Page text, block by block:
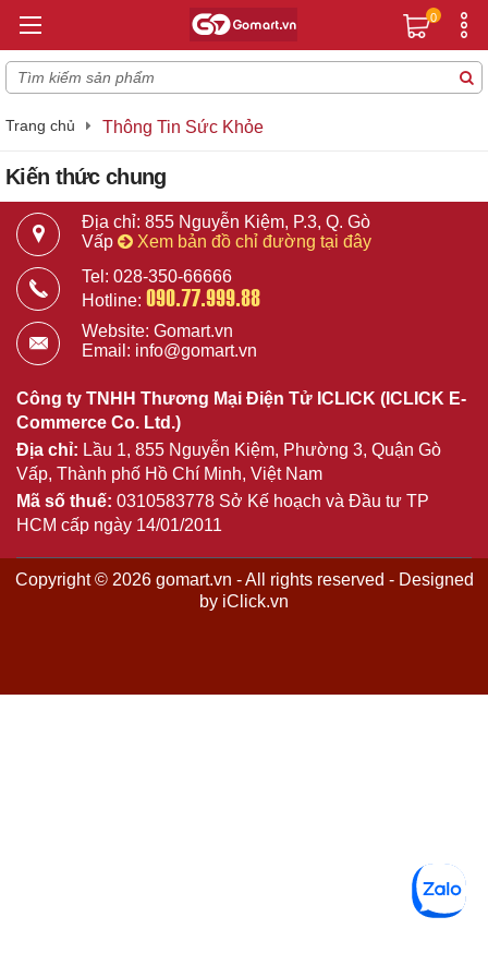
0
Trang chủ Thông Tin Sức Khỏe
Kiến thức chung
Địa chỉ: 855 Nguyễn Kiệm, P.3, Q. Gò
Vấp
Xem bản đồ chỉ đường tại đây
Tel: 028-350-66666
Hotline: 090.77.999.88
Website: Gomart.vn
Email: info@gomart.vn
Công ty TNHH Thương Mại Điện Tử ICLICK (ICLICK E-
Commerce Co. Ltd.)
Địa chỉ: Lầu 1, 855 Nguyễn Kiệm, Phường 3, Quận Gò
Vấp, Thành phố Hồ Chí Minh, Việt Nam
Mã số thuế: 0310583778 Sở Kế hoạch và Đầu tư TP
HCM cấp ngày 14/01/2011
Copyright © 2026 gomart.vn - All rights reserved - Designed
by iClick.vn